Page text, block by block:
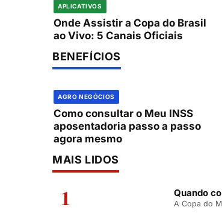
APLICATIVOS
Onde Assistir a Copa do Brasil
ao Vivo: 5 Canais Oficiais
BENEFÍCIOS
AGRO NEGÓCIOS
Como consultar o Meu INSS
aposentadoria passo a passo
agora mesmo
MAIS LIDOS
1 Quando
A Copa do